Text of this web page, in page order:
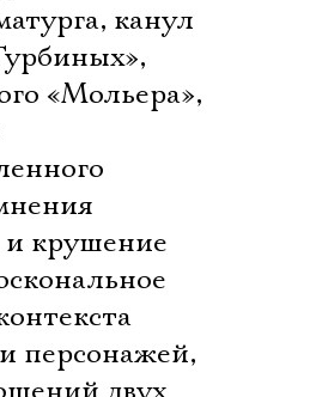
канул
«Мольера»,
крушение
персонажей,